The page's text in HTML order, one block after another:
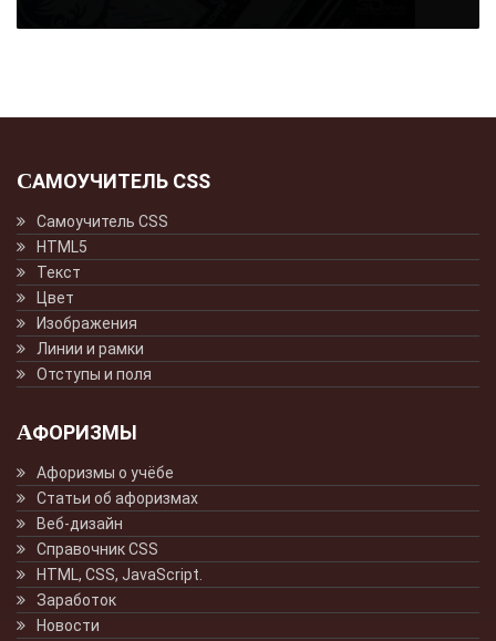
САМОУЧИТЕЛЬ CSS
Самоучитель CSS
HTML5
Текст
Цвет
Изображения
Линии и рамки
Отступы и поля
АФОРИЗМЫ
Афоризмы о учёбе
Статьи об афоризмах
Веб-дизайн
Справочник CSS
HTML, CSS, JavaScript.
Заработок
Новости